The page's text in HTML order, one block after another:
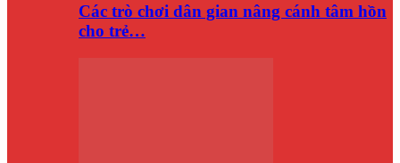
Các trò chơi dân gian nâng cánh tâm hồn
cho trẻ…